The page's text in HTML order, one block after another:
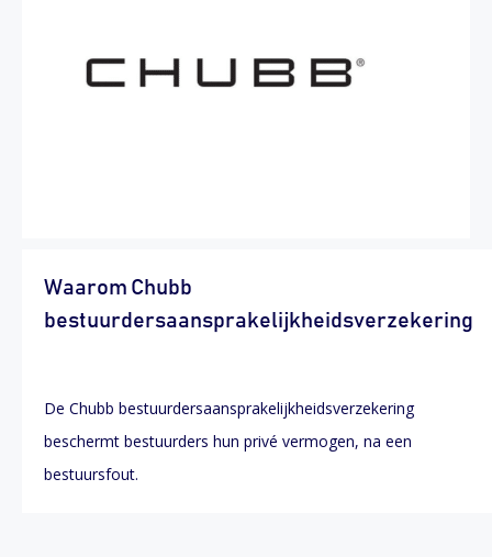
Waarom Chubb
bestuurdersaansprakelijkheidsverzekering
De Chubb bestuurdersaansprakelijkheidsverzekering
beschermt bestuurders hun privé vermogen, na een
bestuursfout.